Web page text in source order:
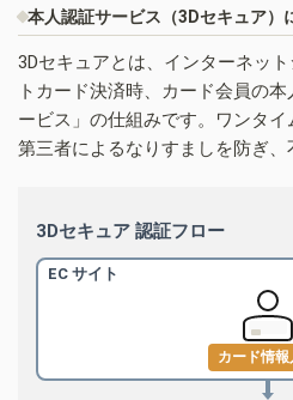
本人認証サービス（3Dセキュア）
3Dセキュアとは、インターネッ
トカード決済時、カード会員の
ービス」の仕組みです。ワンタイ
第三者によるなりすましを防ぎ、
3Dセキュア 認証フロー
EC サイト
カード情報